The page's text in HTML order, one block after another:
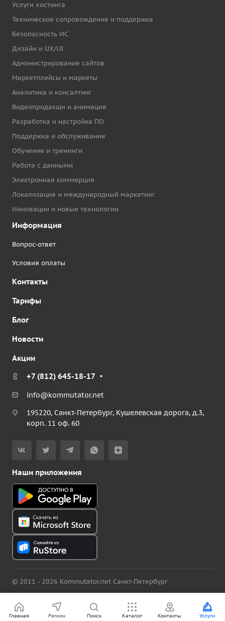
Услуги хостинга
Техническое сопровождение и поддержка
Безопасность ИС
Дизайн и UX/UI
Администрирование сайтов
Маркетплейсы и маркеты
Аналитика и консалтинг
Видеопродакшн и анимация
Разработка и настройка ПО
Поддержка и обслуживание
Обучение и тренинги
Работа с данными
Электронная коммерция
Локализация и международный маркетинг
Инновации и новые технологии
Информация
Вопрос-ответ
Условия оплаты
Контакты
Тарифы
Блог
Новости
Акции
+7 (812) 645-18-17
info@kommutator.net
195220, Санкт-Петербург, Кушелевская дорога, д.3,
корп. 11 оф. 60
Наши приложения
© 2011 - 2026 Kommutator.net Санкт-Петербург
Карта сайта
Главная Регион Поиск Каталог Контакты Услуги